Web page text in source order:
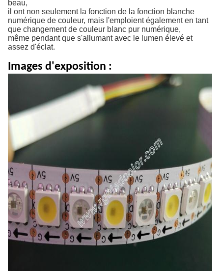
beau,
il ont non seulement la fonction de la fonction blanche
numérique de couleur, mais l'emploient également en tant
que changement de couleur blanc pur numérique,
même pendant que s'allumant avec le lumen élevé et
assez d'éclat.
Images d'exposition :